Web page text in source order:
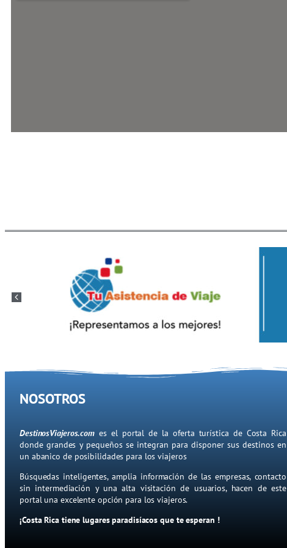
NOSOTROS
DestinosViajeros.com es el portal de la oferta turística de Costa Rica
donde grandes y pequeños se integran para disponer sus destinos en
un abanico de posibilidades para los viajeros
Búsquedas inteligentes, amplia información de las empresas, contacto
sin intermediación y una alta visitación de usuarios, hacen de este
portal una excelente opción para los viajeros.
¡Costa Rica tiene lugares paradisíacos que te esperan !